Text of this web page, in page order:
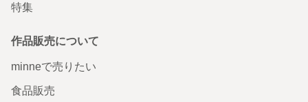
特集
作品販売について
minneで売りたい
食品販売